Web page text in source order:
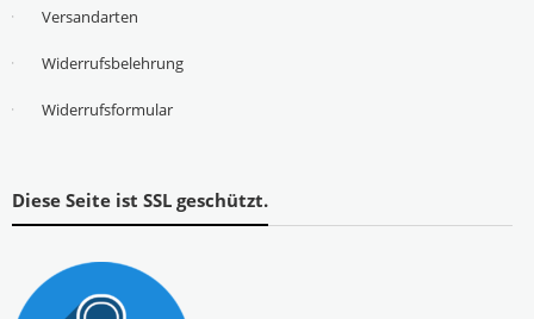
Versandarten
Widerrufsbelehrung
Widerrufsformular
Diese Seite ist SSL geschützt.